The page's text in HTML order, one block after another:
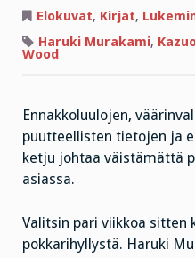
Elokuvat, Kirjat,
Haruki Murakami,
Wood
Ennakkoluulojen,
puutteellisten tietojen ja
ketju johtaa väistämättä
asiassa.
Valitsin pari viikkoa sitten
pokkarihyllystä. Haruki